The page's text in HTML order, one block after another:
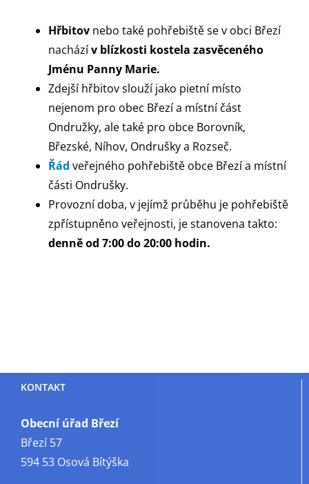
Hřbitov nebo také pohřebiště se v obci Březí
nacházív blízkosti kostela zasvěceného
Jménu Panny Marie.
Zdejší hřbitov slouží jako pietní místo
nejenom pro obec Březí a místní část
Ondružky, ale také pro obce Borovník,
Březské, Níhov, Ondrušky a Rozseč.
Řád veřejného pohřebiště obce Březí a místní
části Ondrušky.
Provozní doba, v jejímž průběhu je pohřebiště
zpřístupněno veřejnosti, je stanovena takto:
denně od 7:00 do 20:00 hodin.
KONTAKT
Obecní úřad Březí
Březí 57
594 53 Osová Bítýška